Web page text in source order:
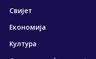
Свијет
Економија
Култура